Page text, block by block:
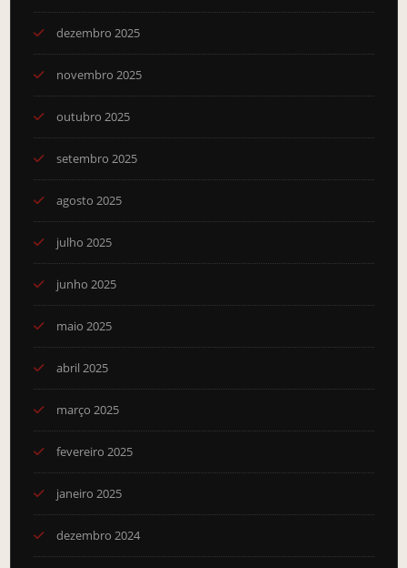
dezembro 2025
novembro 2025
outubro 2025
setembro 2025
agosto 2025
julho 2025
junho 2025
maio 2025
abril 2025
março 2025
fevereiro 2025
janeiro 2025
dezembro 2024